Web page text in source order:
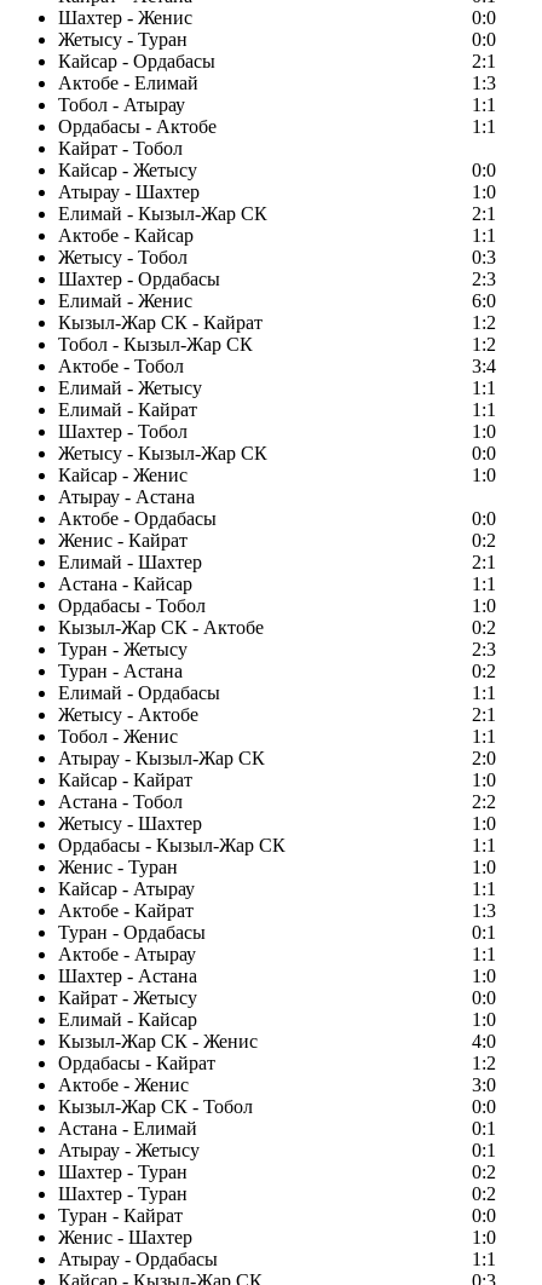
Шахтер - Женис
0:0
Жетысу - Туран
0:0
Кайсар - Ордабасы
2:1
Актобе - Елимай
1:3
Тобол - Атырау
1:1
Ордабасы - Актобе
1:1
Кайрат - Тобол
Кайсар - Жетысу
0:0
Атырау - Шахтер
1:0
Елимай - Кызыл-Жар СК
2:1
Актобе - Кайсар
1:1
Жетысу - Тобол
0:3
Шахтер - Ордабасы
2:3
Елимай - Женис
6:0
Кызыл-Жар СК - Кайрат
1:2
Тобол - Кызыл-Жар СК
1:2
Актобе - Тобол
3:4
Елимай - Жетысу
1:1
Елимай - Кайрат
1:1
Шахтер - Тобол
1:0
Жетысу - Кызыл-Жар СК
0:0
Кайсар - Женис
1:0
Атырау - Астана
Актобе - Ордабасы
0:0
Женис - Кайрат
0:2
Елимай - Шахтер
2:1
Астана - Кайсар
1:1
Ордабасы - Тобол
1:0
Кызыл-Жар СК - Актобе
0:2
Туран - Жетысу
2:3
Туран - Астана
0:2
Елимай - Ордабасы
1:1
Жетысу - Актобе
2:1
Тобол - Женис
1:1
Атырау - Кызыл-Жар СК
2:0
Кайсар - Кайрат
1:0
Астана - Тобол
2:2
Жетысу - Шахтер
1:0
Ордабасы - Кызыл-Жар СК
1:1
Женис - Туран
1:0
Кайсар - Атырау
1:1
Актобе - Кайрат
1:3
Туран - Ордабасы
0:1
Актобе - Атырау
1:1
Шахтер - Астана
1:0
Кайрат - Жетысу
0:0
Елимай - Кайсар
1:0
Кызыл-Жар СК - Женис
4:0
Ордабасы - Кайрат
1:2
Актобе - Женис
3:0
Кызыл-Жар СК - Тобол
0:0
Астана - Елимай
0:1
Атырау - Жетысу
0:1
Шахтер - Туран
0:2
Шахтер - Туран
0:2
Туран - Кайрат
0:0
Женис - Шахтер
1:0
Атырау - Ордабасы
1:1